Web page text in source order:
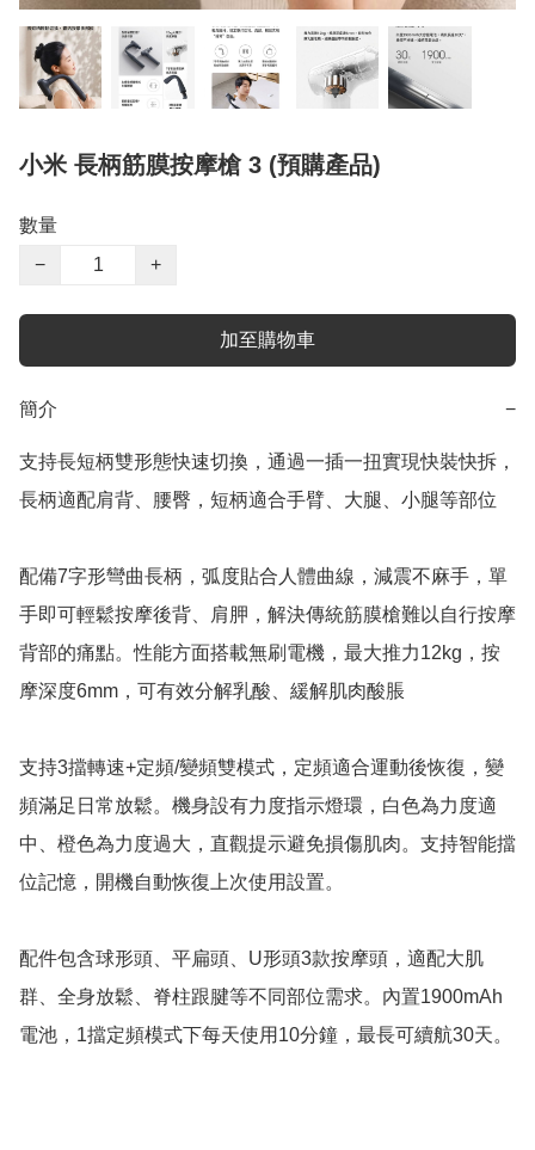
小米 長柄筋膜按摩槍 3 (預購產品)
數量
−
+
加至購物車
簡介 −
支持長短柄雙形態快速切換，通過一插一扭實現快裝快拆，
長柄適配肩背、腰臀，短柄適合手臂、大腿、小腿等部位
配備7字形彎曲長柄，弧度貼合人體曲線，減震不麻手，單
手即可輕鬆按摩後背、肩胛，解決傳統筋膜槍難以自行按摩
背部的痛點。性能方面搭載無刷電機，最大推力12kg，按
摩深度6mm，可有效分解乳酸、緩解肌肉酸脹
支持3擋轉速+定頻/變頻雙模式，定頻適合運動後恢復，變
頻滿足日常放鬆。機身設有力度指示燈環，白色為力度適
中、橙色為力度過大，直觀提示避免損傷肌肉。支持智能擋
位記憶，開機自動恢復上次使用設置。
配件包含球形頭、平扁頭、U形頭3款按摩頭，適配大肌
群、全身放鬆、脊柱跟腱等不同部位需求。內置1900mAh
電池，1擋定頻模式下每天使用10分鐘，最長可續航30天。